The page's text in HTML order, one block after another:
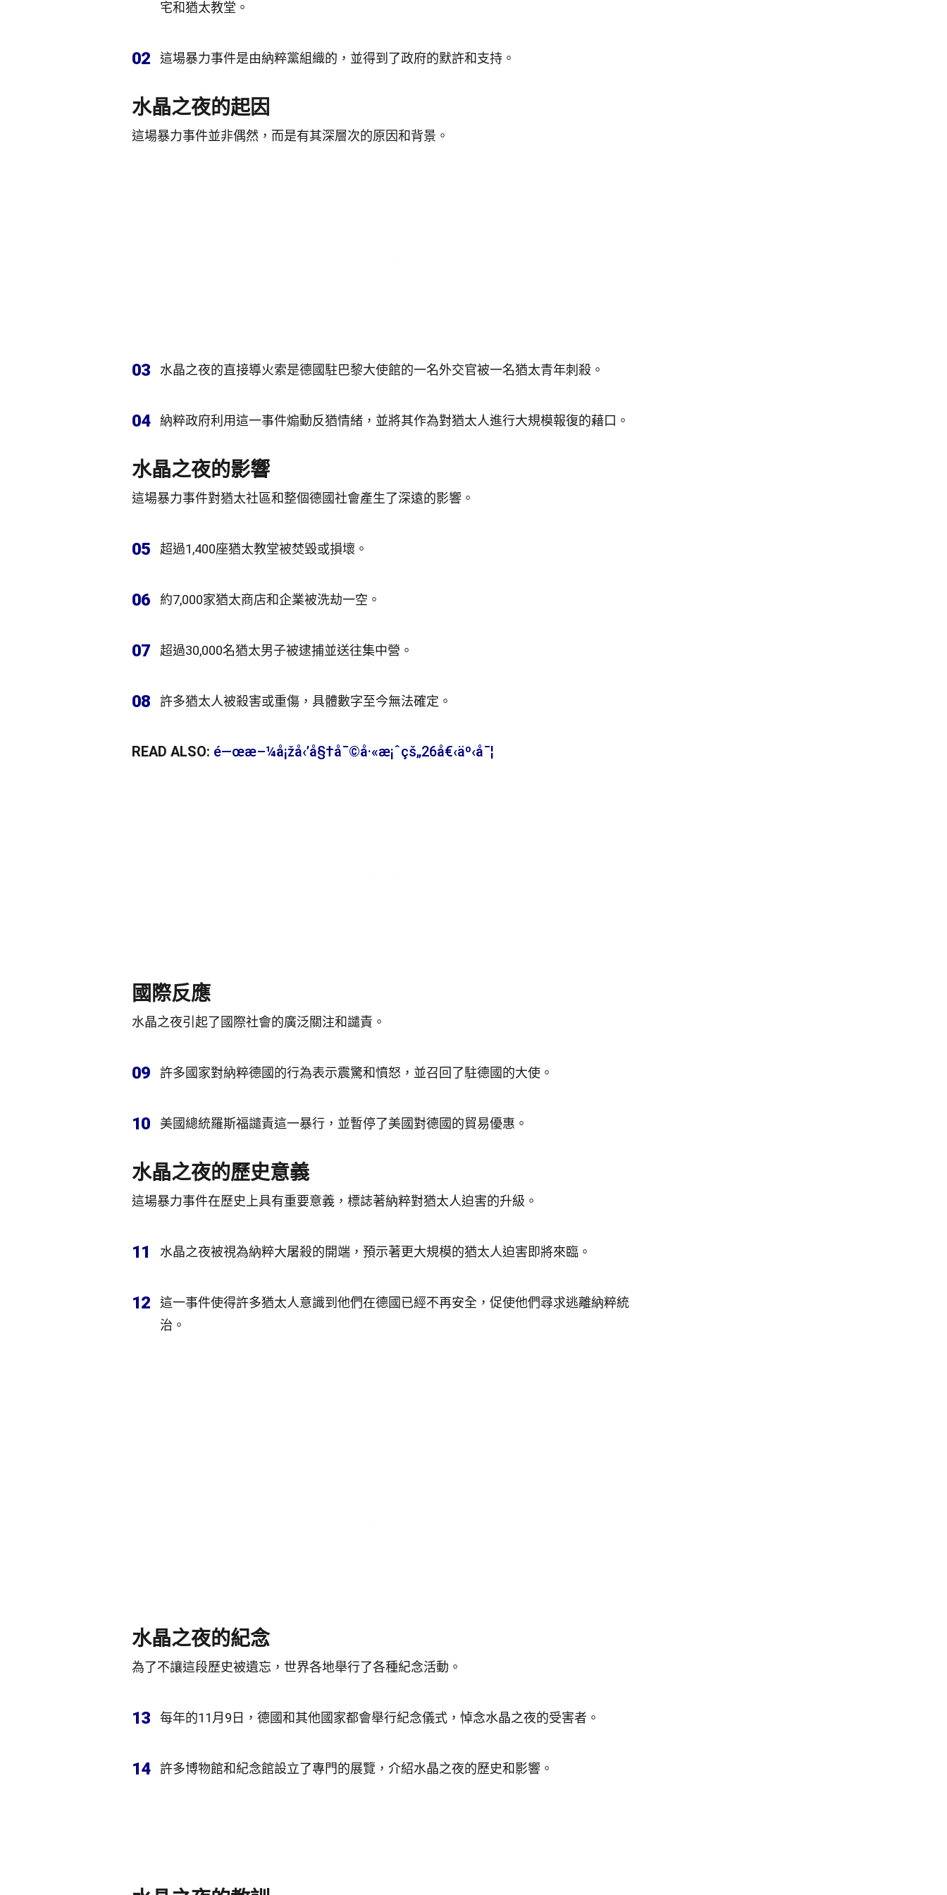
宅和猶太教堂。
02 這場暴力事件是由納粹黨組織的，並得到了政府的默許和支持。
水晶之夜的起因
這場暴力事件並非偶然，而是有其深層次的原因和背景。
03 水晶之夜的直接導火索是德國駐巴黎大使館的一名外交官被一名猶太青年刺殺。
04 納粹政府利用這一事件煽動反猶情緒，並將其作為對猶太人進行大規模報復的藉口。
水晶之夜的影響
這場暴力事件對猶太社區和整個德國社會產生了深遠的影響。
05 超過1,400座猶太教堂被焚毀或損壞。
06 約7,000家猶太商店和企業被洗劫一空。
07 超過30,000名猶太男子被逮捕並送往集中營。
08 許多猶太人被殺害或重傷，具體數字至今無法確定。
READ ALSO: é—œæ–¼å¡žå‹’å§†å¯©å·«æ¡ˆçš„26å€‹äº‹å¯¦
國際反應
水晶之夜引起了國際社會的廣泛關注和譴責。
09 許多國家對納粹德國的行為表示震驚和憤怒，並召回了駐德國的大使。
10 美國總統羅斯福譴責這一暴行，並暫停了美國對德國的貿易優惠。
水晶之夜的歷史意義
這場暴力事件在歷史上具有重要意義，標誌著納粹對猶太人迫害的升級。
11 水晶之夜被視為納粹大屠殺的開端，預示著更大規模的猶太人迫害即將來臨。
12
這一事件使得許多猶太人意識到他們在德國已經不再安全，促使他們尋求逃離納粹統
治。
水晶之夜的紀念
為了不讓這段歷史被遺忘，世界各地舉行了各種紀念活動。
13 每年的11月9日，德國和其他國家都會舉行紀念儀式，悼念水晶之夜的受害者。
14 許多博物館和紀念館設立了專門的展覽，介紹水晶之夜的歷史和影響。